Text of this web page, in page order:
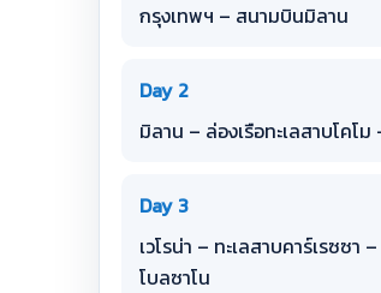
กรุงเทพฯ – สนามบินมิลาน
Day 2
มิลาน – ล่องเรือทะเลสาบโคโม
Day 3
เวโรน่า – ทะเลสาบคาร์เรซ
โบลซาโน